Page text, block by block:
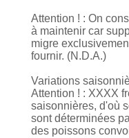
Attention ! : On
à maintenir car
migre
fournir. (N.D.A.)
Variations
Attention ! : XXXX
saisonnières, d'où
sont déterminées
des poissons